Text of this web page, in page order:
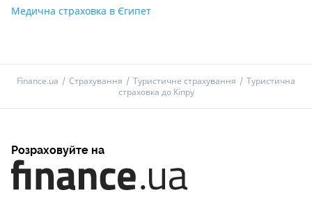
Медична страховка в Єгипет
Finance.ua Страхування Туристичне страхування
Туристична
страховка до Кіпру
Розраховуйте на